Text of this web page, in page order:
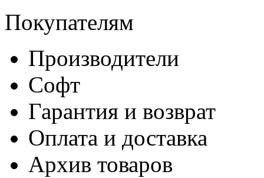
Покупателям
Производители
Софт
Гарантия и возврат
Оплата и доставка
Архив товаров